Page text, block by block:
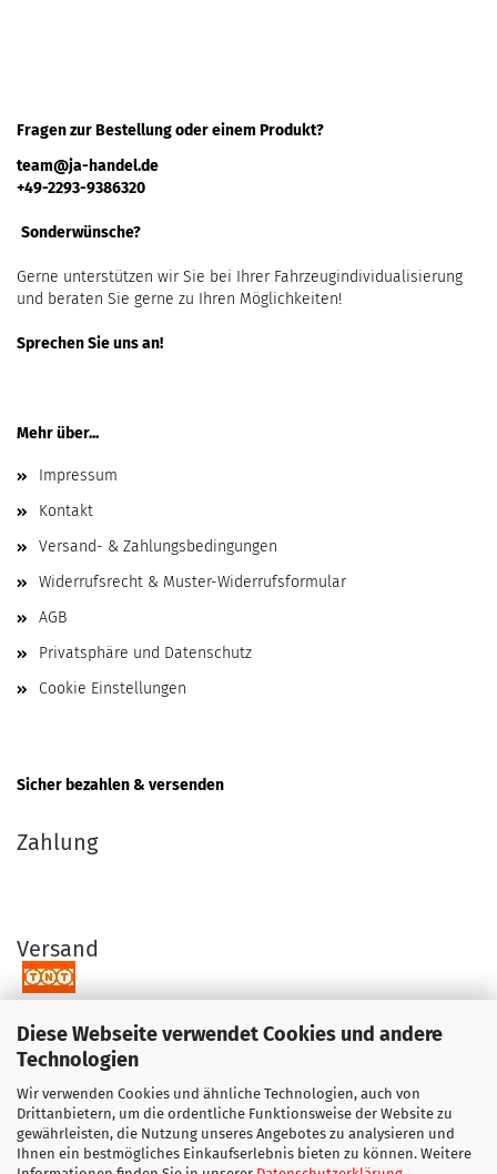
Diese Webseite verwendet Cookies und andere
Technologien
Wir verwenden Cookies und ähnliche Technologien, auch von
Drittanbietern, um die ordentliche Funktionsweise der Website zu
gewährleisten, die Nutzung unseres Angebotes zu analysieren und
Ihnen ein bestmögliches Einkaufserlebnis bieten zu können. Weitere
Fragen zur Bestellung oder einem Produkt?
team@ja-handel.de
+49-2293-9386320
Sonderwünsche?
Gerne unterstützen wir Sie bei Ihrer Fahrzeugindividualisierung
und beraten Sie gerne zu Ihren Möglichkeiten!
Sprechen Sie uns an!
Mehr über...
Impressum
Kontakt
Versand- & Zahlungsbedingungen
Widerrufsrecht & Muster-Widerrufsformular
AGB
Privatsphäre und Datenschutz
Cookie Einstellungen
Sicher bezahlen & versenden
Zahlung
Versand
Ihre Vorteile bei uns
Original Produkte direkt vom Hersteller
Exzellenter Support + Beratung